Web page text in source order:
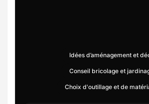
Idées d’aménagement et
Conseil bricolage et
Choix d'outillage et de